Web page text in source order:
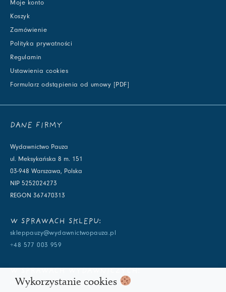
Moje konto
Koszyk
Zamówienie
Polityka prywatności
Regulamin
Ustawienia cookies
Formularz odstąpienia od umowy [PDF]
DANE FIRMY
Wydawnictwo Pauza
ul. Meksykańska 8 m. 151
03-948 Warszawa, Polska
NIP 5252024273
REGON 367470313
W SPRAWACH SKLEPU:
skleppauzy@wydawnictwopauza.pl
+48 577 003 959
info@wydawnictwopauza.pl
Wykorzystanie cookies